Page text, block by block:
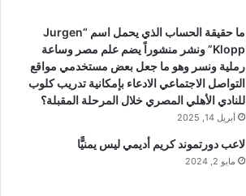
ما حقيقة الحساب الذي يحمل اسم “Jurgen
Klopp” ونشر منشوراً يضم علم مصر وساعة
رملية ونسر وهو ما جعل بعض مستخدمي مواقع
التواصل الاجتماعي الادعاء بإمكانية تدريب كلوب
للنادي الأهلي المصري خلال المرحلة المقبلة؟
أبريل 14, 2025
لاعب دورتموند كريم أديمي ليس يمنيًّا
مايو 2, 2024